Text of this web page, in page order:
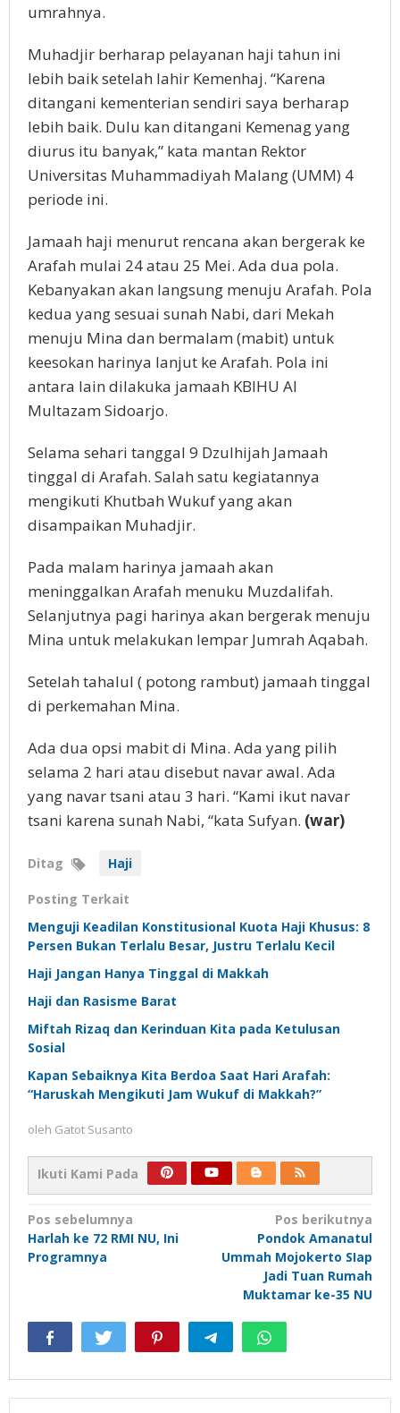
umrahnya.
Muhadjir berharap pelayanan haji tahun ini
lebih baik setelah lahir Kemenhaj. “Karena
ditangani kementerian sendiri saya berharap
lebih baik. Dulu kan ditangani Kemenag yang
diurus itu banyak,” kata mantan Rektor
Universitas Muhammadiyah Malang (UMM) 4
periode ini.
Jamaah haji menurut rencana akan bergerak ke
Arafah mulai 24 atau 25 Mei. Ada dua pola.
Kebanyakan akan langsung menuju Arafah. Pola
kedua yang sesuai sunah Nabi, dari Mekah
menuju Mina dan bermalam (mabit) untuk
keesokan harinya lanjut ke Arafah. Pola ini
antara lain dilakuka jamaah KBIHU Al
Multazam Sidoarjo.
Selama sehari tanggal 9 Dzulhijah Jamaah
tinggal di Arafah. Salah satu kegiatannya
mengikuti Khutbah Wukuf yang akan
disampaikan Muhadjir.
Pada malam harinya jamaah akan
meninggalkan Arafah menuku Muzdalifah.
Selanjutnya pagi harinya akan bergerak menuju
Mina untuk melakukan lempar Jumrah Aqabah.
Setelah tahalul ( potong rambut) jamaah tinggal
di perkemahan Mina.
Ada dua opsi mabit di Mina. Ada yang pilih
selama 2 hari atau disebut navar awal. Ada
yang navar tsani atau 3 hari. “Kami ikut navar
tsani karena sunah Nabi, “kata Sufyan. (war)
Ditag Haji
Posting Terkait
Menguji Keadilan Konstitusional Kuota Haji Khusus: 8
Persen Bukan Terlalu Besar, Justru Terlalu Kecil
Haji Jangan Hanya Tinggal di Makkah
Haji dan Rasisme Barat
Miftah Rizaq dan Kerinduan Kita pada Ketulusan
Sosial
Kapan Sebaiknya Kita Berdoa Saat Hari Arafah:
“Haruskah Mengikuti Jam Wukuf di Makkah?”
oleh Gatot Susanto
Ikuti Kami Pada
Navigasi
pos
Pos sebelumnya
Harlah ke 72 RMI NU, Ini
Programnya
Pos berikutnya
Pondok Amanatul
Ummah Mojokerto SIap
Jadi Tuan Rumah
Muktamar ke-35 NU